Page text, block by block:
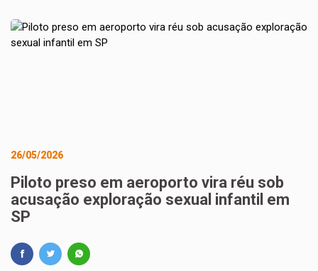
26/05/2026
Piloto preso em aeroporto vira réu sob
acusação exploração sexual infantil em
SP